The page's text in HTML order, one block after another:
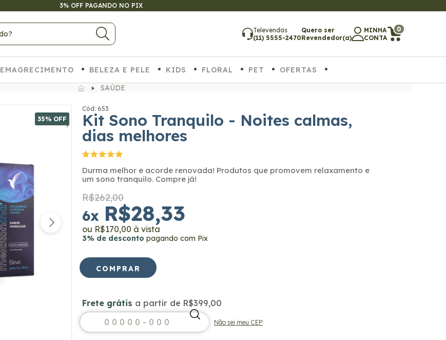
3% OFF PAGANDO NO PIX
Televendas
(11) 5555-2470
Quero ser
Revendedor(a)
MINHA
CONTA
0
EMAGRECIMENTO BELEZA E PELE KIDS FLORAL PET
OFERTAS
SAÚDE
35% OFF
Cód: 653
Kit Sono Tranquilo - Noites calmas,
dias melhores
Durma melhor e acorde renovada! Produtos que promovem relaxamento e
um sono tranquilo. Compre já!
R$262,00
6x R$28,33
3% de desconto pagando com Pix
R$170,00
Frete grátis R$399,00
Entregas para o CEP:
Frete grátis a partir de R$399,00
Não sei meu CEP